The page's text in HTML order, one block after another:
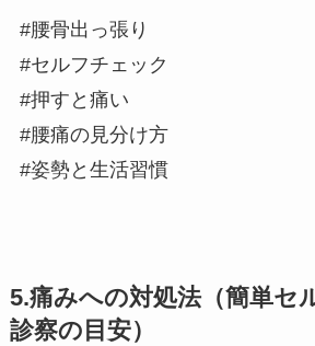
#腰骨出っ張り
#セルフチェック
#押すと痛い
#腰痛の見分け方
#姿勢と生活習慣
5.痛みへの対処法（簡単セ
診察の目安）